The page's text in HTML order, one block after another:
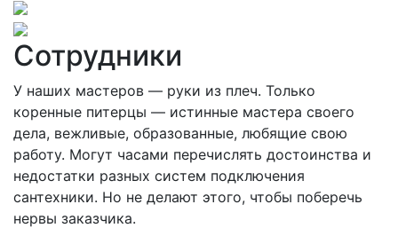
Сотрудники
У наших мастеров — руки из плеч. Только
коренные питерцы — истинные мастера своего
дела, вежливые, образованные, любящие свою
работу. Могут часами перечислять достоинства и
недостатки разных систем подключения
сантехники. Но не делают этого, чтобы поберечь
нервы заказчика.